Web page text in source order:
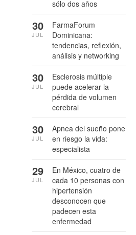
sólo dos años
FarmaForum
Dominicana:
tendencias, reflexión,
análisis y networking
30
JUL
Esclerosis múltiple
puede acelerar la
pérdida de volumen
cerebral
30
JUL
Apnea del sueño pone
en riesgo la vida:
especialista
30
JUL
En México, cuatro de
cada 10 personas con
hipertensión
desconocen que
padecen esta
enfermedad
29
JUL